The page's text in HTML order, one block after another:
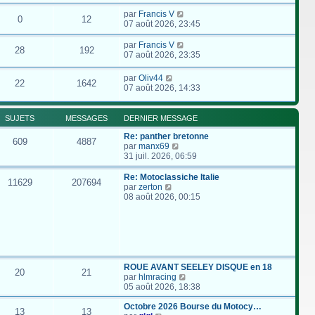
0 12 par Francis V
07 août 2026, 23:45
28 192 par Francis V
07 août 2026, 23:35
22 1642 par Oliv44
07 août 2026, 14:33
SUJETS MESSAGES DERNIER MESSAGE
609 4887
Re: panther bretonne
par manx69
o
n
s
l
e
r
n
e
31 juil. 2026, 06:59
11629 207694
Re: Motoclassiche Italie
par zerton
o
e
r
l
e
d
e
08 août 2026, 00:15
20 21
ROUE AVANT SEELEY DISQUE en 18
par hlmracing
o
n
s
05 août 2026, 18:38
13 13
Octobre 2026 Bourse du Motocy…